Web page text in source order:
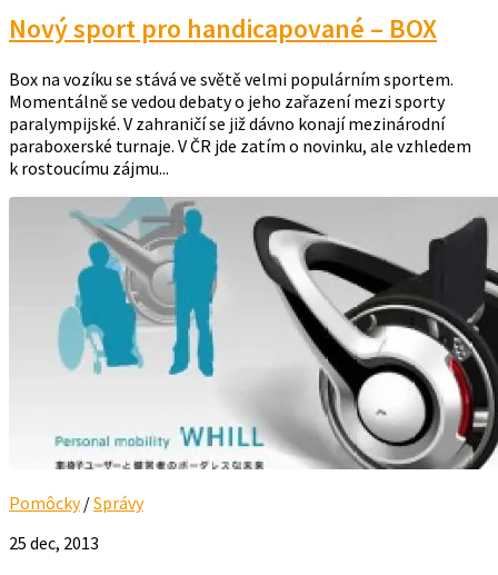
Nový sport pro handicapované – BOX
Box na vozíku se stává ve světě velmi populárním sportem.
Momentálně se vedou debaty o jeho zařazení mezi sporty
paralympijské. V zahraničí se již dávno konají mezinárodní
paraboxerské turnaje. V ČR jde zatím o novinku, ale vzhledem
k rostoucímu zájmu...
Pomôcky/Správy
25 dec, 2013